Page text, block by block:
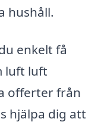
hushåll.
enkelt få
luft luft
offerter från
hjälpa dig att